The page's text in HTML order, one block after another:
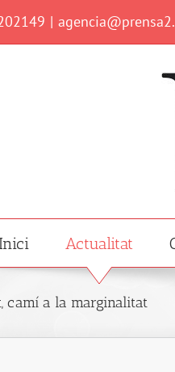
|
Inici Actualitat
camí a la marginalitat